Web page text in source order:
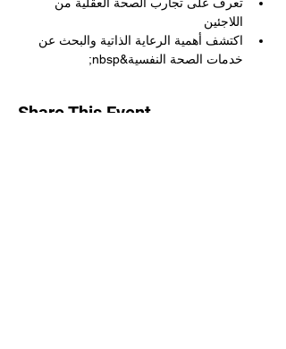
اللاجئين
اكتشف أهمية الرعاية الذاتية والبحث عن
خدمات الصحة النفسية&nbsp;
Share This Event